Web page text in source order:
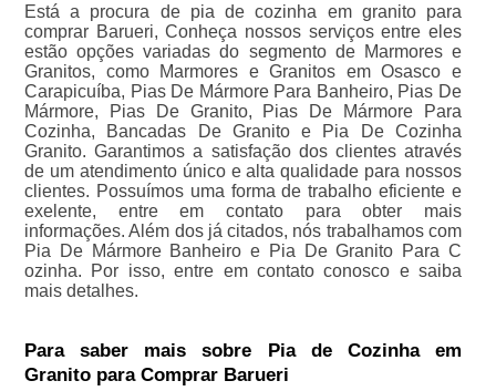
Está a procura de pia de cozinha em granito para
comprar Barueri, Conheça nossos serviços entre eles
estão opções variadas do segmento de Marmores e
Granitos, como Marmores e Granitos em Osasco e
Carapicuíba, Pias De Mármore Para Banheiro, Pias De
Mármore, Pias De Granito, Pias De Mármore Para
Cozinha, Bancadas De Granito e Pia De Cozinha
Granito. Garantimos a satisfação dos clientes através
de um atendimento único e alta qualidade para nossos
clientes. Possuímos uma forma de trabalho eficiente e
exelente, entre em contato para obter mais
informações. Além dos já citados, nós trabalhamos com
Pia De Mármore Banheiro e Pia De Granito Para C
ozinha. Por isso, entre em contato conosco e saiba
mais detalhes.
Para saber mais sobre Pia de Cozinha em
Granito para Comprar Barueri